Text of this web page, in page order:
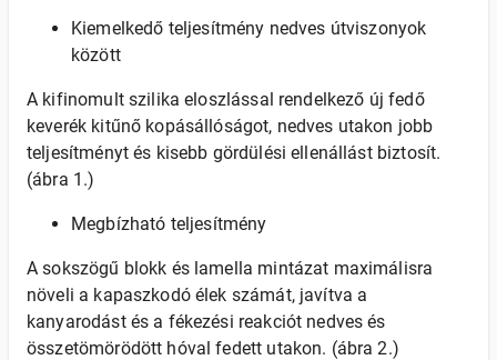
Kiemelkedő teljesítmény nedves útviszonyok
között
A kifinomult szilika eloszlással rendelkező új fedő
keverék kitűnő kopásállóságot, nedves utakon jobb
teljesítményt és kisebb gördülési ellenállást biztosít.
(ábra 1.)
Megbízható teljesítmény
A sokszögű blokk és lamella mintázat maximálisra
növeli a kapaszkodó élek számát, javítva a
kanyarodást és a fékezési reakciót nedves és
összetömörödött hóval fedett utakon. (ábra 2.)